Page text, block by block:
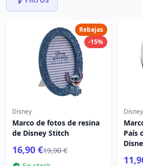
Rebajas
-15%
Disney
Marco de fotos de resina
de Disney Stitch
16,90 €19,90 €
Disney
País